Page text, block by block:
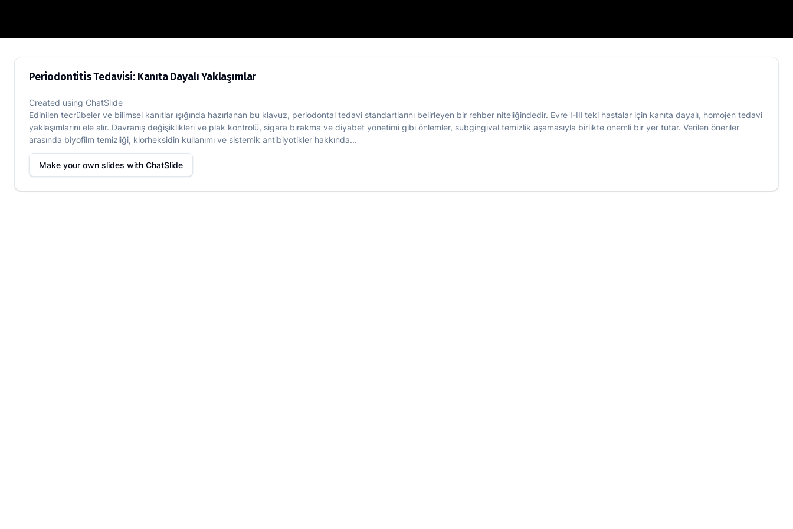
Periodontitis Tedavisi: Kanıta Dayalı Yaklaşımlar
Periodontitis Tedavisi: Kanıta Dayalı Yaklaşımlar
Created using ChatSlide
Edinilen tecrübeler ve bilimsel kanıtlar ışığında hazırlanan bu klavuz, periodontal tedavi standartlarını belirleyen bir rehber niteliğindedir. Evre I-III'teki hastalar için kanıta dayalı, homojen tedavi
yaklaşımlarını ele alır. Davranış değişiklikleri ve plak kontrolü, sigara bırakma ve diyabet yönetimi gibi önlemler, subgingival temizlik aşamasıyla birlikte önemli bir yer tutar. Verilen öneriler
arasında biyofilm temizliği, klorheksidin kullanımı ve sistemik antibiyotikler hakkında...
Make your own slides with ChatSlide